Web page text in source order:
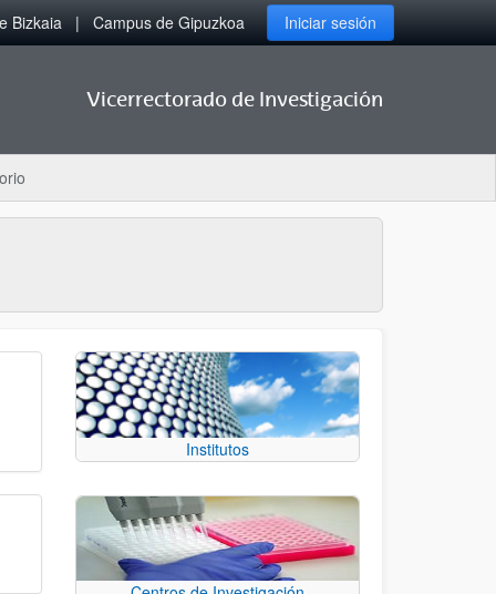
Bizkaia Campus de Gipuzkoa Iniciar sesión
Vicerrectorado de Investigación
Institutos